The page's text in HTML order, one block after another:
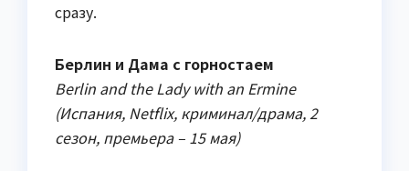
сразу.
Берлин и Дама с горностаем
Berlin and the Lady with an Ermine
(Испания, Netflix, криминал/драма, 2
сезон, премьера – 15 мая)